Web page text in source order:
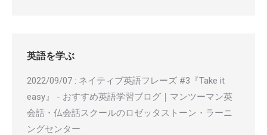
英語を学ぶ
2022/09/07 : ネイティブ英語フレーズ #3『Take it
easy』 - おすすめ英語学習ブログ｜マンツーマン英
会話・仏会話スクールのロゼッタストーン・ラーニ
ングセンター